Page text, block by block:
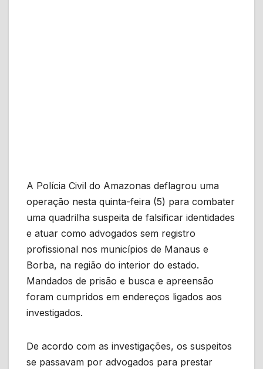
A Polícia Civil do Amazonas deflagrou uma
operação nesta quinta-feira (5) para combater
uma quadrilha suspeita de falsificar identidades
e atuar como advogados sem registro
profissional nos municípios de Manaus e
Borba, na região do interior do estado.
Mandados de prisão e busca e apreensão
foram cumpridos em endereços ligados aos
investigados.
De acordo com as investigações, os suspeitos
se passavam por advogados para prestar